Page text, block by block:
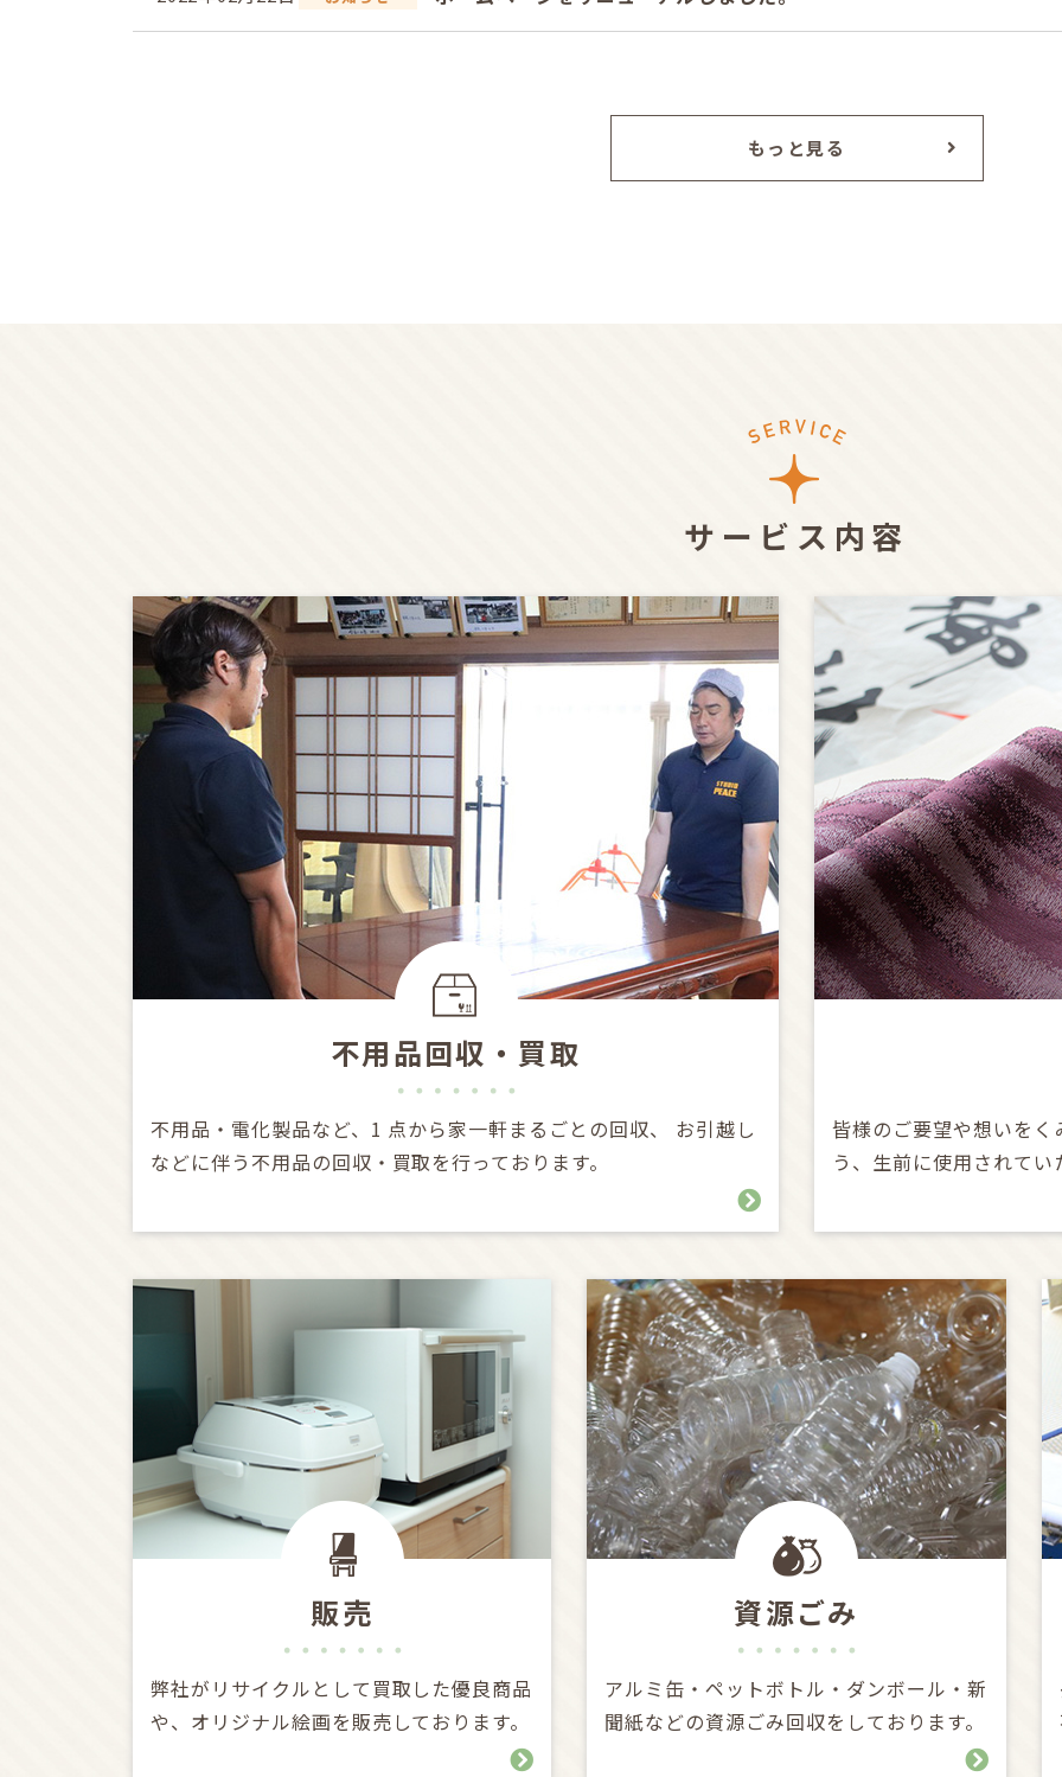
もっと見る
サービス内容
不用品回収・買取
不用品・電化製品など、1 点から家一軒まるごとの回収、 お引越し
などに伴う不用品の回収・買取を行っております。
皆様のご要望や想いをく
う、生前に使用されてい
販売
弊社がリサイクルとして買取した優良商品
や、オリジナル絵画を販売しております。
資源ごみ
アルミ缶・ペットボトル・ダンボール・新
聞紙などの資源ごみ回収をしております。